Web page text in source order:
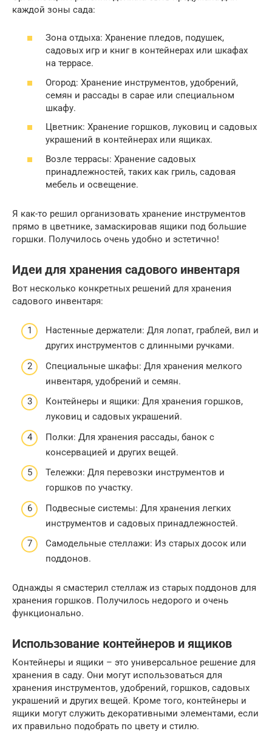
каждой зоны сада:
Зона отдыха: Хранение пледов, подушек,
садовых игр и книг в контейнерах или шкафах
на террасе.
Огород: Хранение инструментов, удобрений,
семян и рассады в сарае или специальном
шкафу.
Цветник: Хранение горшков, луковиц и садовых
украшений в контейнерах или ящиках.
Возле террасы: Хранение садовых
принадлежностей, таких как гриль, садовая
мебель и освещение.
Я как-то решил организовать хранение инструментов
прямо в цветнике, замаскировав ящики под большие
горшки. Получилось очень удобно и эстетично!
Идеи для хранения садового инвентаря
Вот несколько конкретных решений для хранения
садового инвентаря:
Настенные держатели: Для лопат, граблей, вил и
других инструментов с длинными ручками.
Специальные шкафы: Для хранения мелкого
инвентаря, удобрений и семян.
Контейнеры и ящики: Для хранения горшков,
луковиц и садовых украшений.
Полки: Для хранения рассады, банок с
консервацией и других вещей.
Тележки: Для перевозки инструментов и
горшков по участку.
Подвесные системы: Для хранения легких
инструментов и садовых принадлежностей.
Самодельные стеллажи: Из старых досок или
поддонов.
Однажды я смастерил стеллаж из старых поддонов для
хранения горшков. Получилось недорого и очень
функционально.
Использование контейнеров и ящиков
Контейнеры и ящики – это универсальное решение для
хранения в саду. Они могут использоваться для
хранения инструментов, удобрений, горшков, садовых
украшений и других вещей. Кроме того, контейнеры и
ящики могут служить декоративными элементами, если
их правильно подобрать по цвету и стилю.